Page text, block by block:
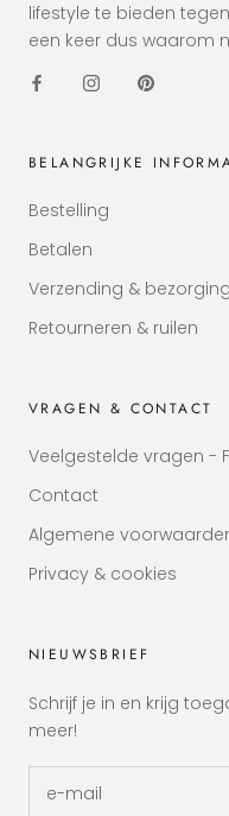
lifestyle te bieden
een keer dus waarom
BELANGRIJKE
Bestelling
Betalen
Verzending & bezorging
Retourneren & ruilen
VRAGEN & CONTACT
Veelgestelde vragen -
Contact
Algemene
Privacy & cookies
NIEUWSBRIEF
Schrijf je in en krijg
meer!